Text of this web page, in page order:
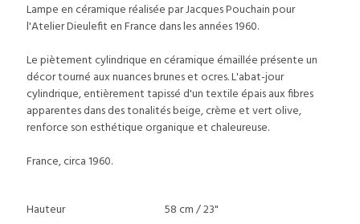
Lampe en céramique réalisée par Jacques Pouchain pour
l'Atelier Dieulefit en France dans les années 1960.
Le piètement cylindrique en céramique émaillée présente un
décor tourné aux nuances brunes et ocres. L'abat-jour
cylindrique, entièrement tapissé d'un textile épais aux fibres
apparentes dans des tonalités beige, crème et vert olive,
renforce son esthétique organique et chaleureuse.
France, circa 1960.
Hauteur
58 cm / 23"